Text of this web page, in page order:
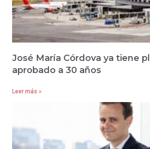
José María Córdova ya tiene
aprobado a 30 años
Leer más »